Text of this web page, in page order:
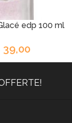
edp 100 ml
39,00